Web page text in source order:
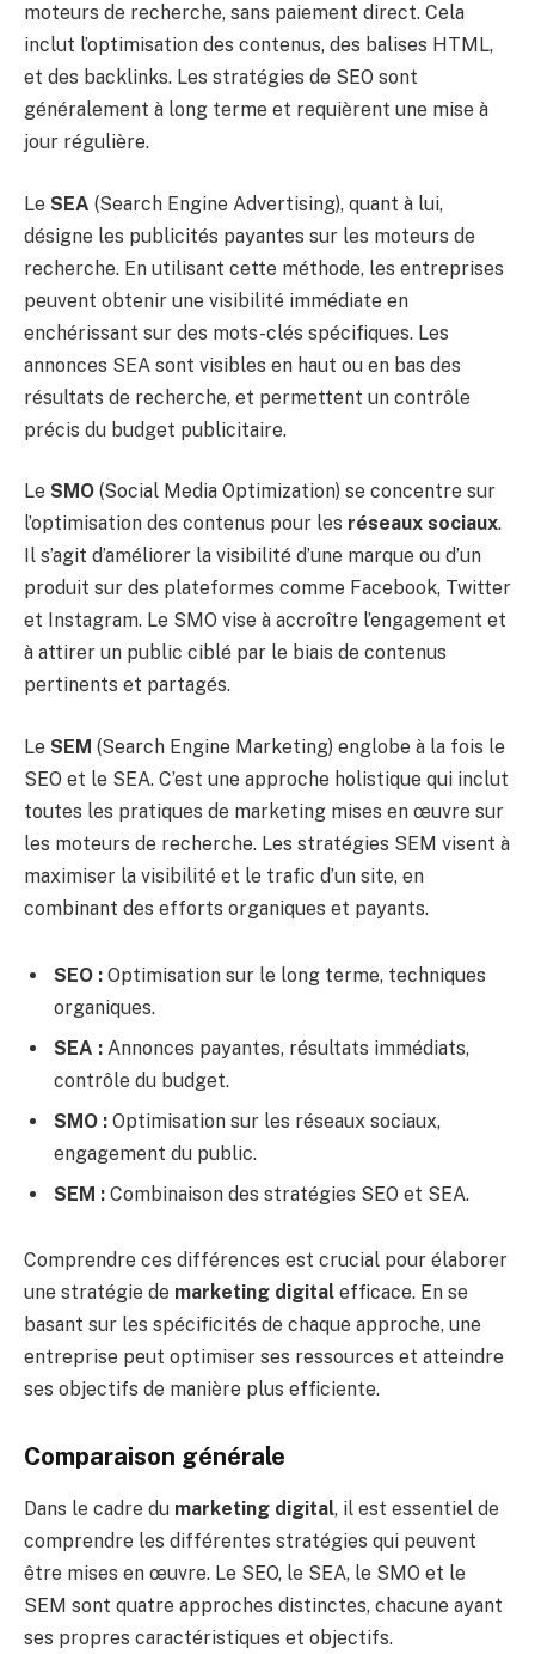
moteurs de recherche, sans paiement direct. Cela
inclut l’optimisation des contenus, des balises HTML,
et des backlinks. Les stratégies de SEO sont
généralement à long terme et requièrent une mise à
jour régulière.
Le SEA (Search Engine Advertising), quant à lui,
désigne les publicités payantes sur les moteurs de
recherche. En utilisant cette méthode, les entreprises
peuvent obtenir une visibilité immédiate en
enchérissant sur des mots-clés spécifiques. Les
annonces SEA sont visibles en haut ou en bas des
résultats de recherche, et permettent un contrôle
précis du budget publicitaire.
Le SMO (Social Media Optimization) se concentre sur
l’optimisation des contenus pour les réseaux sociaux.
Il s’agit d’améliorer la visibilité d’une marque ou d’un
produit sur des plateformes comme Facebook, Twitter
et Instagram. Le SMO vise à accroître l’engagement et
à attirer un public ciblé par le biais de contenus
pertinents et partagés.
Le SEM (Search Engine Marketing) englobe à la fois le
SEO et le SEA. C’est une approche holistique qui inclut
toutes les pratiques de marketing mises en œuvre sur
les moteurs de recherche. Les stratégies SEM visent à
maximiser la visibilité et le trafic d’un site, en
combinant des efforts organiques et payants.
SEO : Optimisation sur le long terme, techniques
organiques.
SEA : Annonces payantes, résultats immédiats,
contrôle du budget.
SMO : Optimisation sur les réseaux sociaux,
engagement du public.
SEM : Combinaison des stratégies SEO et SEA.
Comprendre ces différences est crucial pour élaborer
une stratégie de marketing digital efficace. En se
basant sur les spécificités de chaque approche, une
entreprise peut optimiser ses ressources et atteindre
ses objectifs de manière plus efficiente.
Comparaison générale
Dans le cadre du marketing digital, il est essentiel de
comprendre les différentes stratégies qui peuvent
être mises en œuvre. Le SEO, le SEA, le SMO et le
SEM sont quatre approches distinctes, chacune ayant
ses propres caractéristiques et objectifs.